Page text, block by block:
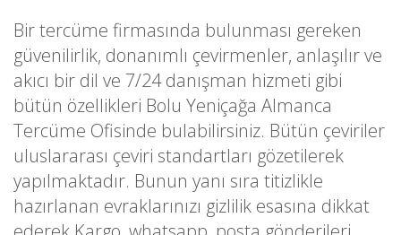
Bir tercüme firmasında bulunması gereken
güvenilirlik, donanımlı çevirmenler, anlaşılır ve
akıcı bir dil ve 7/24 danışman hizmeti gibi
bütün özellikleri Bolu Yeniçağa Almanca
Tercüme Ofisinde bulabilirsiniz. Bütün çeviriler
uluslararası çeviri standartları gözetilerek
yapılmaktadır. Bunun yanı sıra titizlikle
hazırlanan evraklarınızı gizlilik esasına dikkat